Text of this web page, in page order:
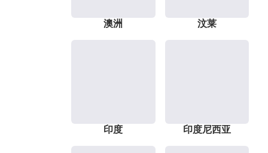
澳洲 汶莱
印度 印度尼西亚